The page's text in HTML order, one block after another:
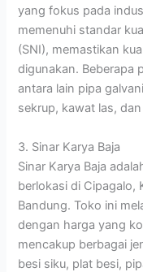
yang fokus pada
memenuhi standar
(SNI), memastikan
digunakan. Beberapa
antara lain pipa
sekrup, kawat las,
3. Sinar Karya Baja
Sinar Karya Baja
berlokasi di Cipagalo,
Bandung. Toko ini
dengan harga yang
mencakup berbagai
besi siku, plat besi,